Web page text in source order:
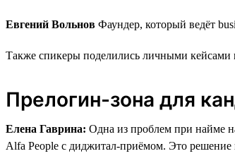
Евгений Вольнов Фаундер, который ведёт
Также спикеры поделились личными
Прелогин-зона для
Елена Гаврина: Одна из проблем при найме
Alfa People с диджитал-приёмом. Это решение